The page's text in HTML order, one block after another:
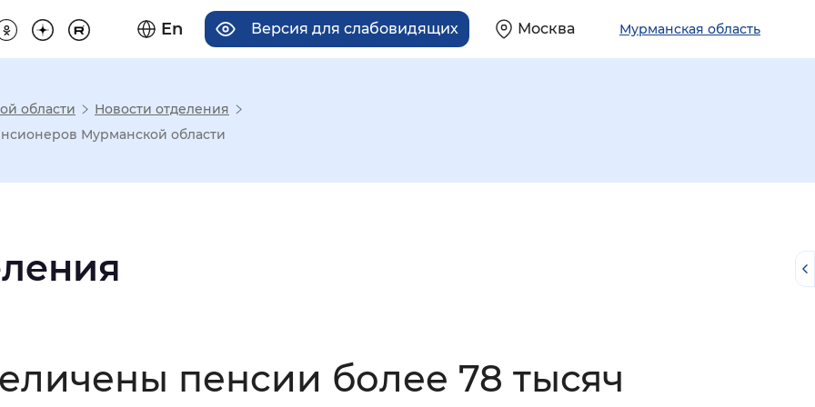
En Версия для слабовидящих Москва Мурманская область
отображения
Большой
области
Новости отделения
Мурманской области
пенсии более 78 тысяч